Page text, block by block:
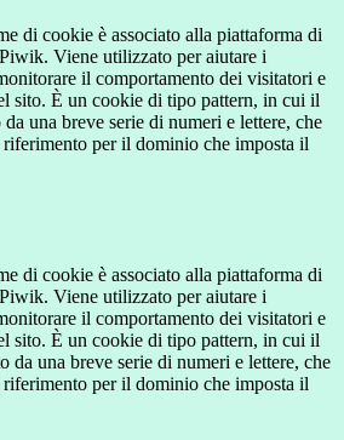
di cookie è associato alla piattaforma di
Viene utilizzato per aiutare i
il comportamento dei visitatori e
sito. È un cookie di tipo pattern, in cui il
una breve serie di numeri e lettere, che
per il dominio che imposta il
di cookie è associato alla piattaforma di
Viene utilizzato per aiutare i
il comportamento dei visitatori e
sito. È un cookie di tipo pattern, in cui il
da una breve serie di numeri e lettere, che
per il dominio che imposta il